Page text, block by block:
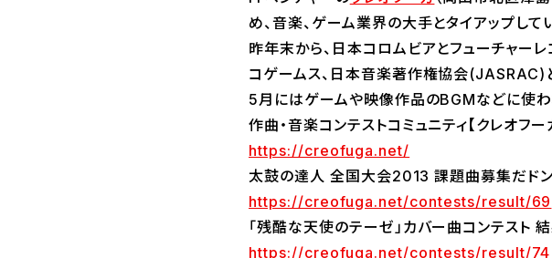
め、音楽、ゲーム業界の大手とタイアップして
昨年末から、日本コロムビアとフューチャー
コゲームス、日本音楽著作権協会(JASRAC)
5月にはゲームや映像作品のBGMなどに使
作曲・音楽コンテストコミュニティ【クレオフー
https://creofuga.net/
太鼓の達人 全国大会2013 課題曲募集だド
https://creofuga.net/contests/result/69
「残酷な天使のテーゼ」カバー曲コンテスト
https://creofuga.net/contests/result/74